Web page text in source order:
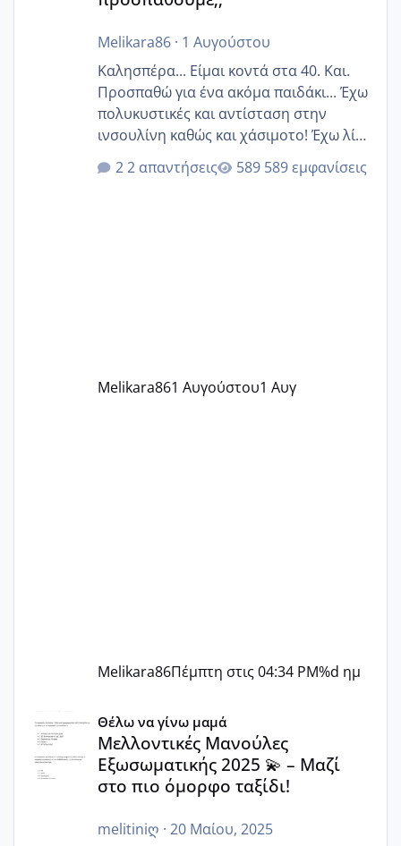
Melikara86· 1 Αυγούστου
Καλησπέρα... Είμαι κοντά στα 40. Και.
Προσπαθώ για ένα ακόμα παιδάκι... Έχω
πολυκυστικές και αντίσταση στην
ινσουλίνη καθώς και χάσιμοτο! Έχω λίγα
κιλά παραπάνω και όσο κ αν προσπαθώ
δεν χάνω εύκολα! Προσπαθώ για ακόμη
2 απαντήσεις 589 εμφανίσεις
Melikara861 Αυγούστου1 Αυγ
Melikara86Πέμπτη στις 04:34 PM%d ημ
Μελλοντικές Μανούλες Εξωσωματικής 2025 💫 – Μαζί
Θέλω να γίνω μαμά
Μελλοντικές Μανούλες
Εξωσωματικής 2025 💫 – Μαζί
στο πιο όμορφο ταξίδι!
melitiniღ · 20 Μαίου, 2025